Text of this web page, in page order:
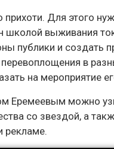
прихоти. Для этого
школой выживания
публики и создать
в
на мероприятие
Еремеевым можно
со звездой, а
рекламе.